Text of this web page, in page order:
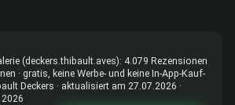
(deckers.thibault.aves): 4.079 Rezensionen
· gratis, keine Werbe- und keine In-App-Kauf-
Deckers · aktualisiert am 27.07.2026 ·